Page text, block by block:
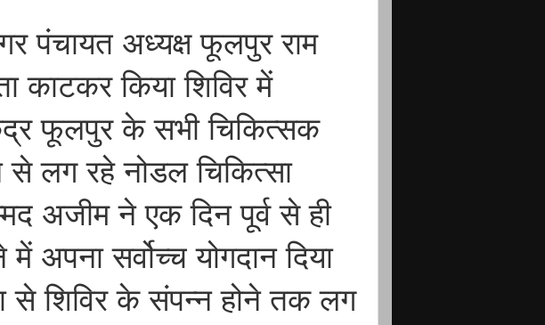
पंचायत अध्यक्ष फूलपुर राम
काटकर किया शिविर में
फूलपुर के सभी चिकित्सक
से लग रहे नोडल चिकित्सा
अजीम ने एक दिन पूर्व से ही
अपना सर्वोच्च योगदान दिया
से शिविर के संपन्न होने तक लग